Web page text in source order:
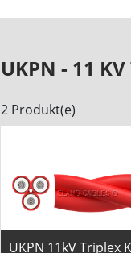
UKPN - 11
2 Produkt(e)
UKPN 11kV Triplex